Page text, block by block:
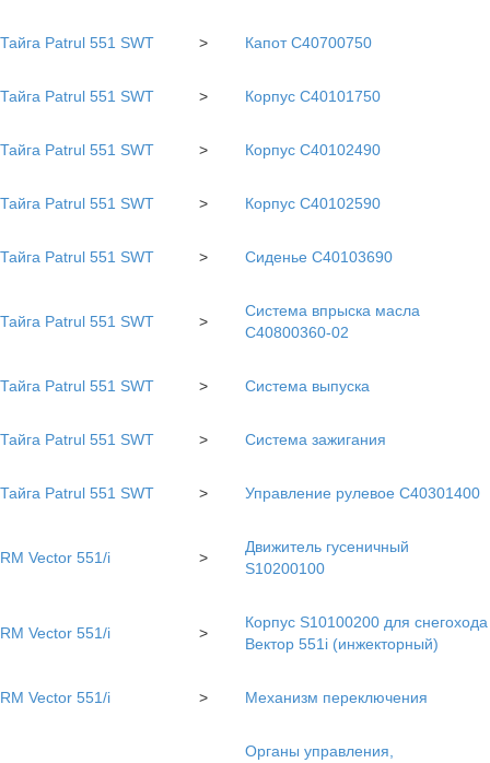
Тайга Patrul 551 SWT > Капот C40700750
Тайга Patrul 551 SWT > Корпус С40101750
Тайга Patrul 551 SWT > Корпус С40102490
Тайга Patrul 551 SWT > Корпус С40102590
Тайга Patrul 551 SWT > Сиденье С40103690
Тайга Patrul 551 SWT >
Система впрыска масла
C40800360-02
Тайга Patrul 551 SWT > Система выпуска
Тайга Patrul 551 SWT > Система зажигания
Тайга Patrul 551 SWT > Управление рулевое С40301400
RM Vector 551/i >
Движитель гусеничный
S10200100
RM Vector 551/i >
Корпус S10100200 для снегохода
Вектор 551i (инжекторный)
RM Vector 551/i > Механизм переключения
Органы управления,